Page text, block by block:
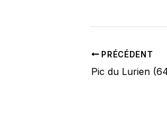
PRÉCÉDENT
Pic du Lurien